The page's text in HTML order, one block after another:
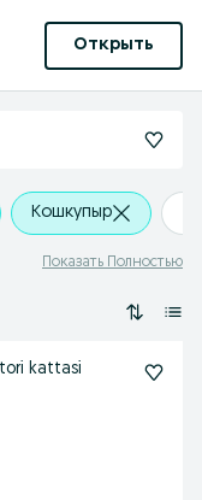
Открыть
Кошкупыр
Показать Полностью
kattasi